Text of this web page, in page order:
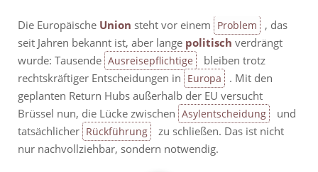
Die Europäische Union steht vor einem Problem
, das
seit Jahren bekannt ist, aber lange politisch verdrängt
wurde: Tausende Ausreisepflichtige
bleiben trotz
rechtskräftiger Entscheidungen in Europa
. Mit den
geplanten Return Hubs außerhalb der EU versucht
Brüssel nun, die Lücke zwischen Asylentscheidung
und
tatsächlicher Rückführung
zu schließen. Das ist nicht
nur nachvollziehbar, sondern notwendig.